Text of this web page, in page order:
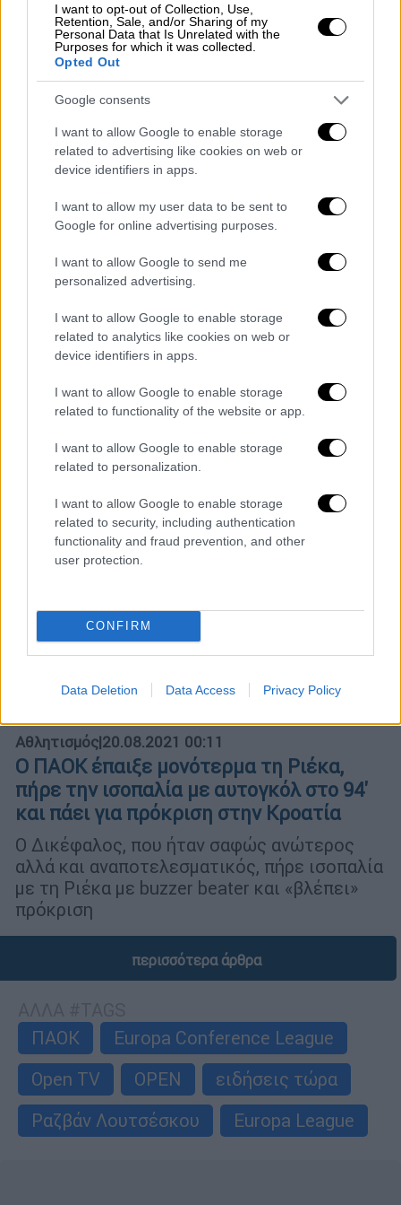
I want to opt-out of Collection, Use,
Retention, Sale, and/or Sharing of my
Personal Data that Is Unrelated with the
Purposes for which it was collected.
Opted Out
Google consents
I want to allow Google to enable storage
related to advertising like cookies on web or
device identifiers in apps.
I want to allow my user data to be sent to
Google for online advertising purposes.
I want to allow Google to send me
personalized advertising.
I want to allow Google to enable storage
related to analytics like cookies on web or
device identifiers in apps.
I want to allow Google to enable storage
related to functionality of the website or app.
I want to allow Google to enable storage
related to personalization.
I want to allow Google to enable storage
related to security, including authentication
functionality and fraud prevention, and other
user protection.
CONFIRM
Data Deletion Data Access Privacy Policy
ΠΑΟΚ στη Ριέκα
Ο ΠΑΟΚ παίζει για την πρόκριση στους
ομίλους του Europa Conference League
Απόψεις|20.08.2021 16:20
Η Θεά της μπάλας χρωστάει κάτι στον
ΠΑΟΚ από τα 1-1 του 1ου αγώνα
Το λέει η λογική και το χρωστάει η τύχη
Αθλητισμός|20.08.2021 00:11
Ο ΠΑΟΚ έπαιξε μονότερμα τη Ριέκα,
πήρε την ισοπαλία με αυτογκόλ στο 94'
και πάει για πρόκριση στην Κροατία
Ο Δικέφαλος, που ήταν σαφώς ανώτερος
αλλά και αναποτελεσματικός, πήρε ισοπαλία
με τη Ριέκα με buzzer beater και «βλέπει»
πρόκριση
περισσότερα άρθρα
ΠΑΟΚ
Europa Conference League
Open TV
OPEN
ειδήσεις τώρα
Ραζβάν Λουτσέσκου
Europa League